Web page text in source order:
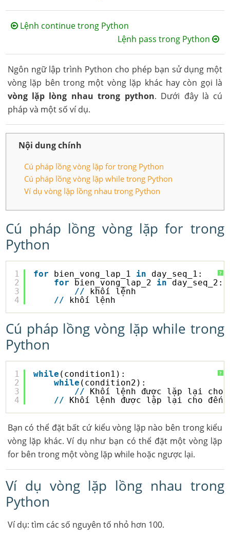
Lệnh continue trong Python
Lệnh pass trong Python
Ngôn ngữ lập trình Python cho phép bạn sử dụng một
vòng lặp bên trong một vòng lặp khác hay còn gọi là
vòng lặp lòng nhau trong python. Dưới đây là cú
pháp và một số ví dụ.
Nội dung chính
Cú pháp lồng vòng lặp for trong Python
Cú pháp lồng vòng lặp while trong Python
Ví dụ vòng lặp lồng nhau trong Python
Cú pháp lồng vòng lặp for trong
Python
?
1
2
3
4
for bien_vong_lap_1 in
day_seq_1:
for
bien_vong_lap_2 in
day_seq_2:
//
khối lệnh
// khối lệnh
Cú pháp lồng vòng lặp while trong
Python
?
1
2
3
4
while (condition1):
while (condition2):
//
Khối lệnh được lặp lại
// Khối lệnh được lặp lại cho
Bạn có thể đặt bất cứ kiểu vòng lặp nào bên trong kiểu
vòng lặp khác. Ví dụ như bạn có thể đặt một vòng lặp
for bên trong một vòng lặp while hoặc ngược lại.
Ví dụ vòng lặp lồng nhau trong
Python
Ví dụ: tìm các số nguyên tố nhỏ hơn 100.